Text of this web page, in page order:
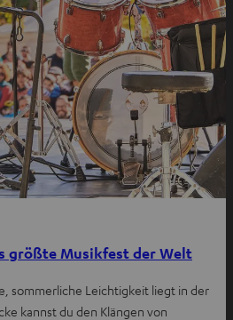
größte Musikfest der Welt
sommerliche Leichtigkeit liegt in der
kannst du den Klängen von